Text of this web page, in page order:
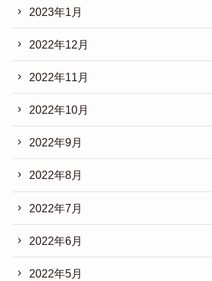
2023年1月
2022年12月
2022年11月
2022年10月
2022年9月
2022年8月
2022年7月
2022年6月
2022年5月